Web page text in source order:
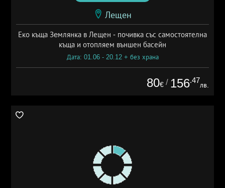
Лещен
Еко къща Зeмлянка в Лещен - почивка със самостоятелна
къща и отопляем външен басейн
Дата: 01.06 - 20.12 + без храна
80€ / 156.47
лв.